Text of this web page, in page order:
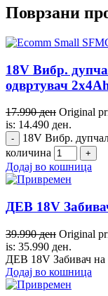
Поврзани
18V Вибр.
одвртувач
17.990ден Original
is: 14.490 ден.
18V Вибр.
количина
Додај во кошница
ДЕВ 18V
39.990ден Original
is: 35.990 ден.
ДЕВ 18V Забивач на
Додај во кошница